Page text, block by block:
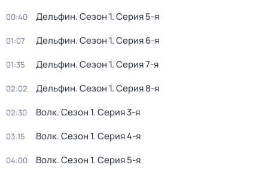
00:40 Дельфин. Сезон 1. Серия 5-я
01:07 Дельфин. Сезон 1. Серия 6-я
01:35 Дельфин. Сезон 1. Серия 7-я
02:02 Дельфин. Сезон 1. Серия 8-я
02:30 Волк. Сезон 1. Серия 3-я
03:15 Волк. Сезон 1. Серия 4-я
04:00 Волк. Сезон 1. Серия 5-я